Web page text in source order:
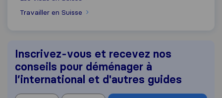
Travailler en Suisse
Inscrivez-vous et recevez nos
conseils pour déménager à
l’international et d'autres guides